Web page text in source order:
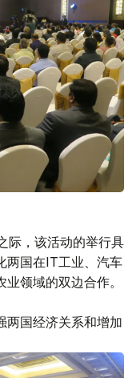
际，该活动的举行具
两国在IT工业、汽车
领域的双边合作。
两国经济关系和增加